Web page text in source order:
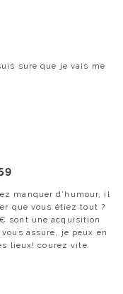
sure que je vais me
manquer d’humour, il
que vous étiez tout ?
sont une acquisition
assure, je peux en
lieux! courez vite